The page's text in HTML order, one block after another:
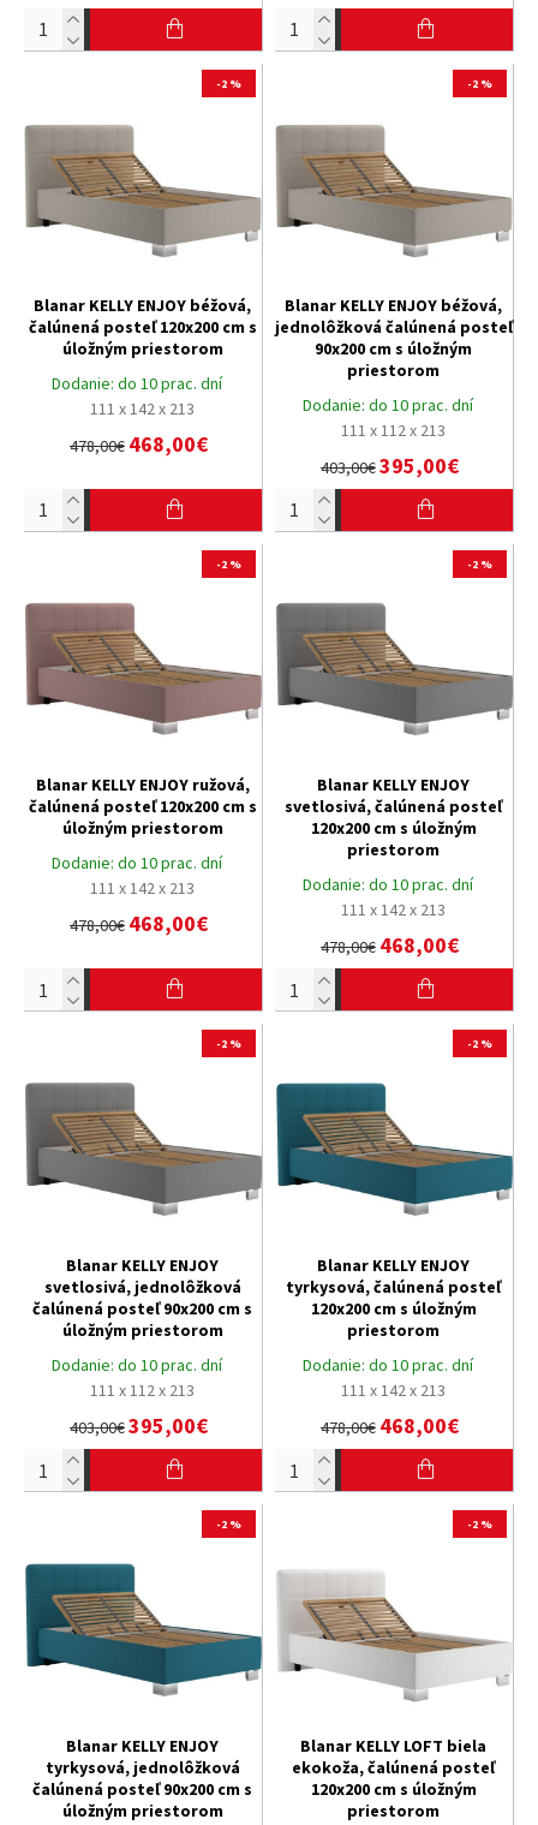
-2 %
Dodanie: do 10 prac. dní
111 x 142 x 213
Blanar KELLY ENJOY béžová,
čalúnená posteľ 120x200 cm s
úložným priestorom
478,00€ 468,00€
-2 %
Dodanie: do 10 prac. dní
111 x 112 x 213
Blanar KELLY ENJOY béžová,
jednolôžková čalúnená posteľ
90x200 cm s úložným
priestorom
403,00€395,00€
-2 %
Dodanie: do 10 prac. dní
111 x 142 x 213
Blanar KELLY ENJOY ružová,
čalúnená posteľ 120x200 cm s
úložným priestorom
478,00€ 468,00€
-2 %
Dodanie: do 10 prac. dní
111 x 142 x 213
Blanar KELLY ENJOY
svetlosivá, čalúnená posteľ
120x200 cm s úložným
priestorom
478,00€ 468,00€
-2 %
Dodanie: do 10 prac. dní
111 x 112 x 213
Blanar KELLY ENJOY
svetlosivá, jednolôžková
čalúnená posteľ 90x200 cm s
úložným priestorom
403,00€395,00€
-2 %
Dodanie: do 10 prac. dní
111 x 142 x 213
Blanar KELLY ENJOY
tyrkysová, čalúnená posteľ
120x200 cm s úložným
priestorom
478,00€ 468,00€
-2 %
Blanar KELLY ENJOY
tyrkysová, jednolôžková
čalúnená posteľ 90x200 cm s
úložným priestorom
-2 %
Blanar KELLY LOFT biela
ekokoža, čalúnená posteľ
120x200 cm s úložným
priestorom